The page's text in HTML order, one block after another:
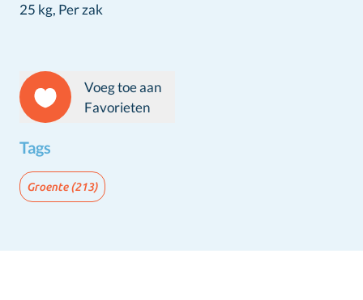
25 kg, Per zak
Voeg toe aan
Favorieten
Tags
Groente(213)